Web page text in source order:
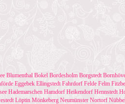
Blumenthal Bokel Bordesholm Borgstedt
Eggebek Ellingstedt Fahrdorf Felde Felm
Hademarschen Hamdorf Heikendorf Hennstedt
Löptin Mönkeberg Neumünster Nortorf